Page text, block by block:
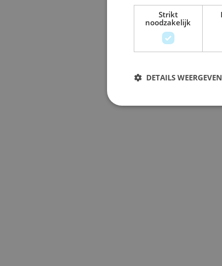
Strikt
noodzakelijk
DETAILS WEERGEVEN